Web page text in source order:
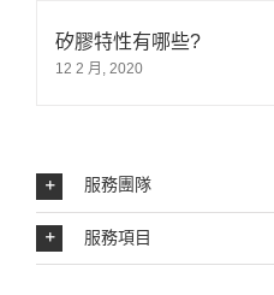
矽膠特性有哪些?
12 2 月, 2020
服務團隊
服務項目